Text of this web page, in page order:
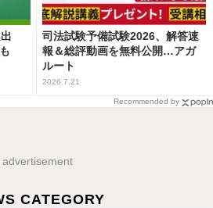
司法試験予備試験2026、解答速
報＆総評動画を無料公開…アガ
ルート
2026.7.21
Recommended by
advertisement
CATEGORY